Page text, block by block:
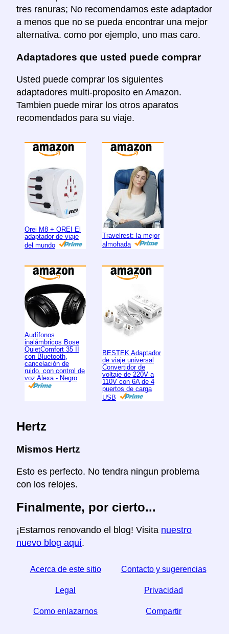
tres ranuras; No recomendamos este adaptador
a menos que no se pueda encontrar una mejor
alternativa. como por ejemplo, uno mas caro.
Adaptadores que usted puede comprar
Usted puede comprar los siguientes
adaptadores multi-proposito en Amazon.
Tambien puede mirar los otros aparatos
recomendados para su viaje.
Orei M8 + OREI El
adaptador de viaje
del mundo
Travelrest: la mejor
almohada
Audífonos
inalámbricos Bose
QuietComfort 35 II
con Bluetooth,
cancelación de
ruido, con control de
voz Alexa - Negro
BESTEK Adaptador
de viaje universal
Convertidor de
voltaje de 220V a
110V con 6A de 4
puertos de carga
USB
Hertz
Mismos Hertz
Esto es perfecto. No tendra ningun problema
con los relojes.
Finalmente, por cierto...
¡Estamos renovando el blog! Visita nuestro
nuevo blog aquí.
Acerca de este sitio Contacto y sugerencias
Legal Privacidad
Como enlazarnos Compartir